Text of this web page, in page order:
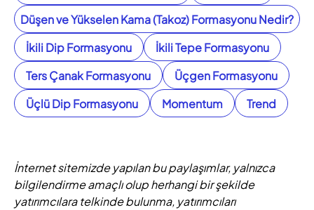
Düşen ve Yükselen Kama (Takoz) Formasyonu Nedir?
İkili Dip Formasyonu
İkili Tepe Formasyonu
Ters Çanak Formasyonu
Üçgen Formasyonu
Üçlü Dip Formasyonu
Momentum Trend
İnternet sitemizde yapılan bu paylaşımlar, yalnızca
bilgilendirme amaçlı olup herhangi bir şekilde
yatırımcılara telkinde bulunma, yatırımcıları